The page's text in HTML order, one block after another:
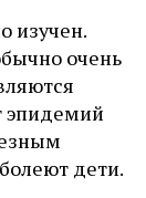
изучен.
очень
эпидемий
дети.